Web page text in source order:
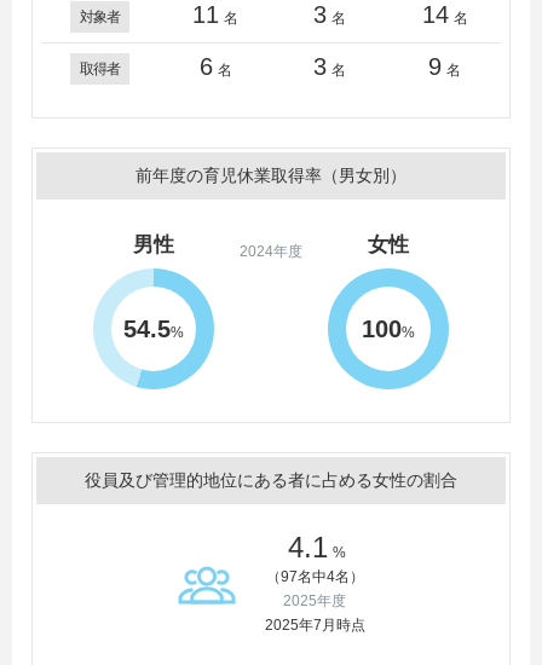
対象者 11 名 3 名 14 名
取得者 6 名 3 名 9 名
前年度の育児休業取得率（男女別）
2024年度
男性
54.5%
女性
100%
役員及び管理的地位にある者に占める女性の割合
4.1 %
（97名中4名）
2025年度
2025年7月時点